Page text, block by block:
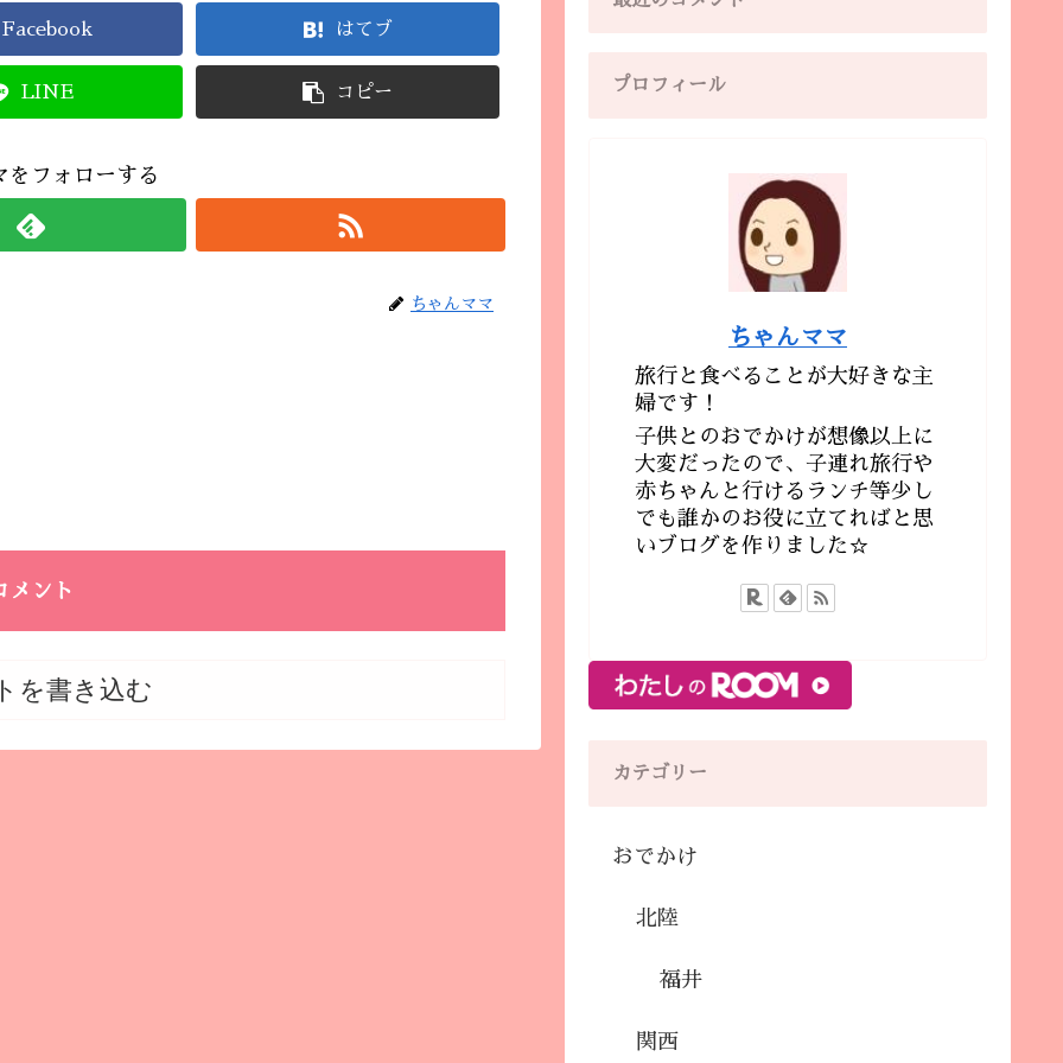
Facebook はてブ
LINE コピー
をフォローする
ちゃんママ
メント
を書き込む
プロフィール
ちゃんママ
旅行と食べることが大好きな主
婦です！
子供とのおでかけが想像以上に
大変だったので、子連れ旅行や
赤ちゃんと行けるランチ等少し
でも誰かのお役に立てればと思
いブログを作りました☆
カテゴリー
おでかけ
北陸
福井
関西